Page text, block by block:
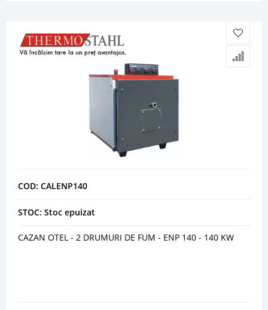
COD: CALENP140
STOC: Stoc epuizat
CAZAN OTEL - 2 DRUMURI DE FUM - ENP 140 - 140 KW